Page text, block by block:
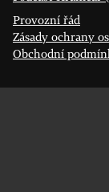
Provozní řád
Zásady ochrany
Obchodní